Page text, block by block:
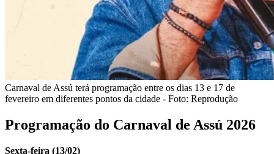
Carnaval de Assú terá programação entre os dias 13 e 17 de
fevereiro em diferentes pontos da cidade - Foto: Reprodução
Programação do Carnaval de Assú 2026
Sexta-feira (13/02)